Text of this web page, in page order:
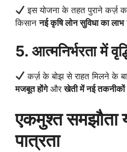
इस योजना के तहत पुराने कर्ज़
किसाननई कृषि लोन सुविधा का लाभ
5. आत्मनिर्भरता में
कर्ज़ के बोझ से राहत मिलने के
मजबूत होंगेऔरखेती में नई तकनीकों
एकमुश्त समझौता
पात्रता